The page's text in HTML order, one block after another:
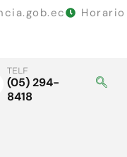
TELF
(05) 294-
8418